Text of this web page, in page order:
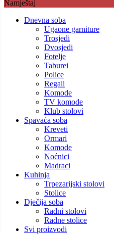
Namještaj
Dnevna soba
Ugaone garniture
Trosjedi
Dvosjedi
Fotelje
Taburei
Police
Regali
Komode
TV komode
Klub stolovi
Spavaća soba
Kreveti
Ormari
Komode
Noćnici
Madraci
Kuhinja
Trpezarijski stolovi
Stolice
Dječija soba
Radni stolovi
Radne stolice
Svi proizvodi